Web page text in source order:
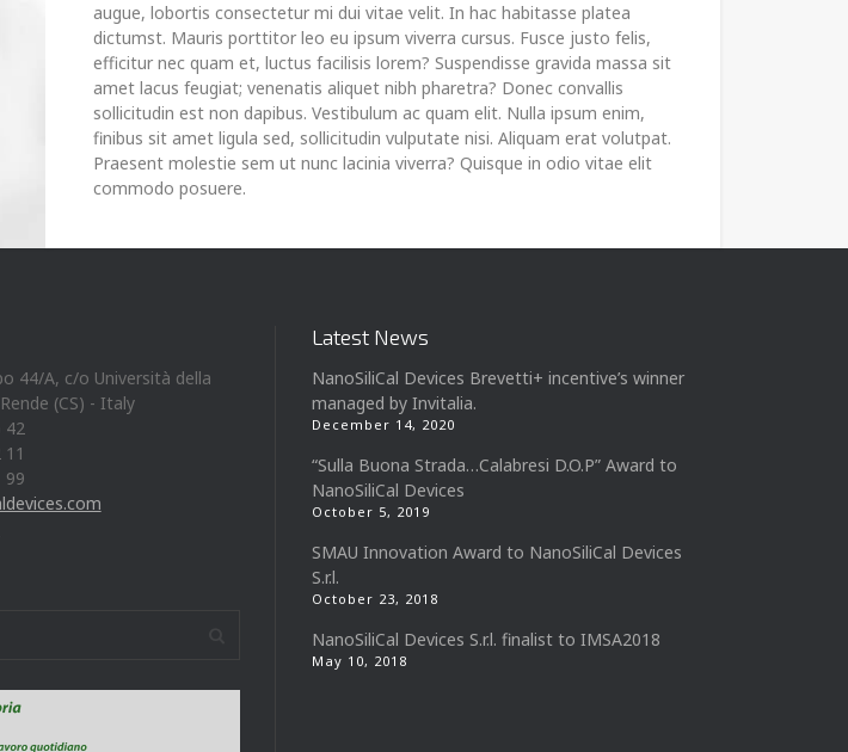
augue, lobortis consectetur mi dui vitae velit. In hac habitasse platea
dictumst. Mauris porttitor leo eu ipsum viverra cursus. Fusce justo felis,
efficitur nec quam et, luctus facilisis lorem? Suspendisse gravida massa sit
amet lacus feugiat; venenatis aliquet nibh pharetra? Donec convallis
sollicitudin est non dapibus. Vestibulum ac quam elit. Nulla ipsum enim,
finibus sit amet ligula sed, sollicitudin vulputate nisi. Aliquam erat volutpat.
Praesent molestie sem ut nunc lacinia viverra? Quisque in odio vitae elit
commodo posuere.
44/A, c/o Università della
(CS) - Italy
42
99
Latest News
NanoSiliCal Devices Brevetti+ incentive’s winner
managed by Invitalia.
December 14, 2020
“Sulla Buona Strada…Calabresi D.O.P” Award to
NanoSiliCal Devices
October 5, 2019
SMAU Innovation Award to NanoSiliCal Devices
S.r.l.
October 23, 2018
NanoSiliCal Devices S.r.l. finalist to IMSA2018
May 10, 2018